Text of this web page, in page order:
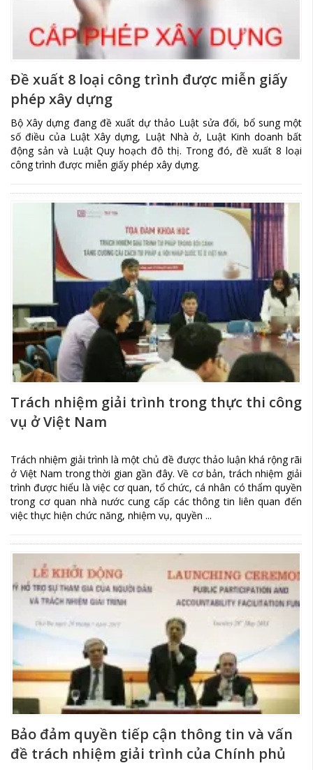
Đề xuất 8 loại công trình được miễn giấy
phép xây dựng
Bộ Xây dựng đang đề xuất dự thảo Luật sửa đổi, bổ sung một
số điều của Luật Xây dựng, Luật Nhà ở, Luật Kinh doanh bất
động sản và Luật Quy hoạch đô thị. Trong đó, đề xuất 8 loại
công trình được miễn giấy phép xây dựng.
Trách nhiệm giải trình trong thực thi công
vụ ở Việt Nam
Trách nhiệm giải trình là một chủ đề được thảo luận khá rộng rãi
ở Việt Nam trong thời gian gần đây. Về cơ bản, trách nhiệm giải
trình được hiểu là việc cơ quan, tổ chức, cá nhân có thẩm quyền
trong cơ quan nhà nước cung cấp các thông tin liên quan đến
việc thực hiện chức năng, nhiệm vụ, quyền ...
Bảo đảm quyền tiếp cận thông tin và vấn
đề trách nhiệm giải trình của Chính phủ